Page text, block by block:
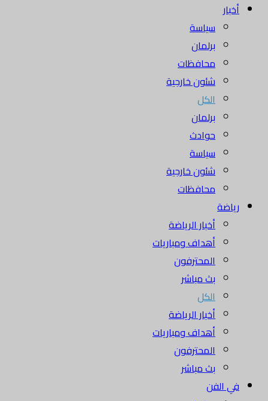
أخبار
سياسة
برلمان
محافظات
شئون خارجية
الكل
برلمان
حوادث
سياسة
شئون خارجية
محافظات
رياضة
أخبار الرياضة
أهداف ومباريات
المحترفون
بث مباشر
الكل
أخبار الرياضة
أهداف ومباريات
المحترفون
بث مباشر
في الفن